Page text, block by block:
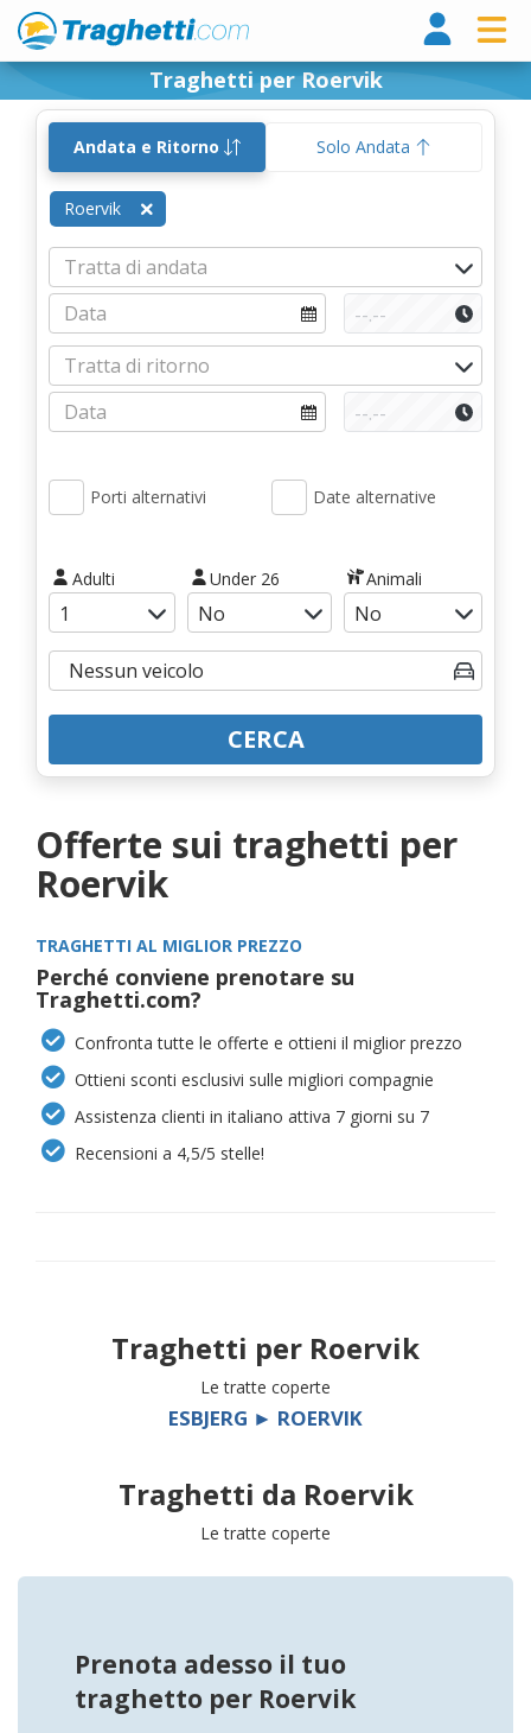
Traghetti per Roervik
Andata e Ritorno Solo Andata
Roervik
Porti alternativi Date alternative
Adulti Under 26 Animali
CERCA
Offerte sui traghetti per
Roervik
TRAGHETTI AL MIGLIOR PREZZO
Perché conviene prenotare su
Traghetti.com?
Confronta tutte le offerte e ottieni il miglior prezzo
Ottieni sconti esclusivi sulle migliori compagnie
Assistenza clienti in italiano attiva 7 giorni su 7
Recensioni a 4,5/5 stelle!
Traghetti per Roervik
Le tratte coperte
ESBJERG ► ROERVIK
Traghetti da Roervik
Le tratte coperte
Prenota adesso il tuo
traghetto per Roervik